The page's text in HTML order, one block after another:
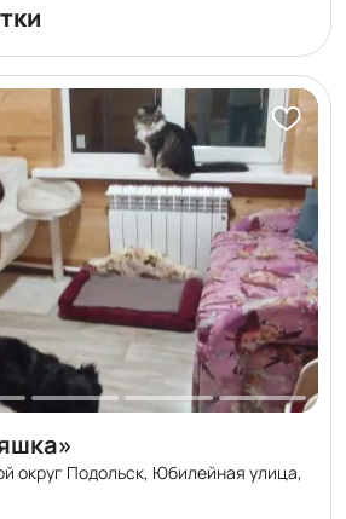
и поиграть. 50 номеров для
округ Подольск, Юбилейная улица,